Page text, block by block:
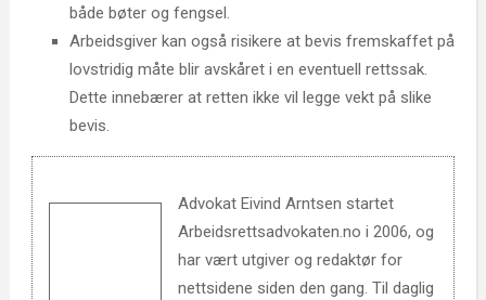
både bøter og fengsel.
Arbeidsgiver kan også risikere at bevis fremskaffet på
lovstridig måte blir avskåret i en eventuell rettssak.
Dette innebærer at retten ikke vil legge vekt på slike
bevis.
Advokat Eivind Arntsen startet
Arbeidsrettsadvokaten.no i 2006, og
har vært utgiver og redaktør for
nettsidene siden den gang. Til daglig